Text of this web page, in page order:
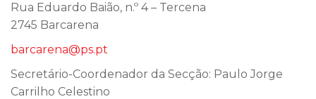
Rua Eduardo Baião, n.º 4 – Tercena
2745 Barcarena
barcarena@ps.pt
Secretário-Coordenador da Secção: Paulo Jorge
Carrilho Celestino